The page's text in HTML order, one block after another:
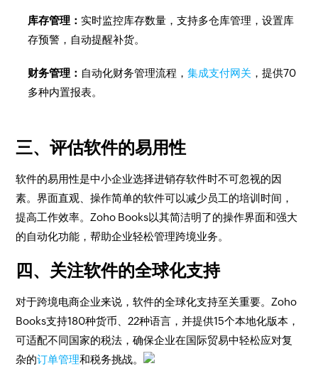
库存管理：实时监控库存数量，支持多仓库管理，设置库
存预警，自动提醒补货。
财务管理： 自动化财务管理流程，集成支付网关 ，提供70
多种内置报表。
三、评估软件的易用性
软件的易用性是中小企业选择进销存软件时不可忽视的因
素。界面直观、操作简单的软件可以减少员工的培训时间，
提高工作效率。Zoho Books以其简洁明了的操作界面和强大
的自动化功能，帮助企业轻松管理跨境业务。
四、关注软件的全球化支持
对于跨境电商企业来说，软件的全球化支持至关重要。Zoho
Books支持180种货币、22种语言，并提供15个本地化版本，
可适配不同国家的税法，确保企业在国际贸易中轻松应对复
杂的订单管理和税务挑战。